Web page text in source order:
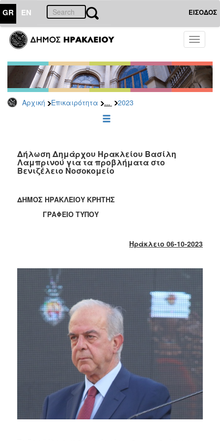
GR EN ΕΙΣΟΔΟΣ
Toggle
Αρχική Επικαιρότητα ... 2023
ΕΠΙΚΑΙΡΟΤΗΤΑ
Τύπου
Αρχείο
2026
2025
2022
2021
2019
2018
2013
2012
2011
2010
ΗΡΑΚΛΕΙΟ
Δήλωση Δημάρχου Ηρακλείου Βασίλη
Λαμπρινού για τα προβλήματα στο
Βενιζέλειο Νοσοκομείο
ΔΗΜΟΣ ΗΡΑΚΛΕΙΟΥ ΚΡΗΤΗΣ
ΓΡΑΦΕΙΟ ΤΥΠΟΥ
Ηράκλειο 06-10-2023